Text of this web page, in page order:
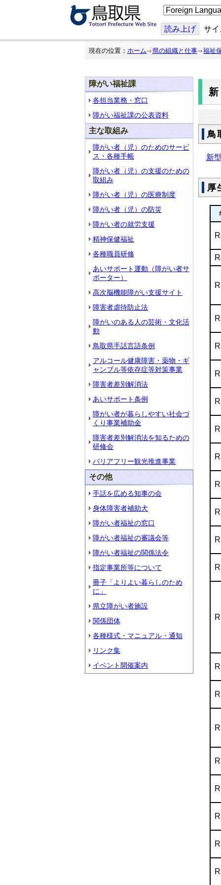
こ
の
ジ
を
翻
読み上げ サイ
現在の位置： ホーム 県の組織と仕事 福祉
障がい福祉課
各担当業務・窓口
障がい福祉課の公表資料
主な取組み
障がい者（児）のためのサービ
ス・各種手帳
障がい者（児）の支援のための
取組み
障がい者（児）の医療制度
障がい者（児）の防災
障がい者の就労支援
精神保健福祉
各種職員研修
あいサポート運動（障がい者サ
ポーター）
高次脳機能障がい支援サイト
障害者虐待防止法
障がいのある人の芸術・文化活
動
鳥取県手話言語条例
アルコール健康障害・薬物・ギ
ャンブル等依存症等対策事業
障害者差別解消法
あいサポート条例
障がい者が暮らしやすい社会づ
くり事業補助金
障害者差別解消法を知るための
研修会
バリアフリー観光推進事業
その他
手話を広める知事の会
身体障害者補助犬
障がい者福祉の窓口
障がい者福祉の審議会等
障がい者福祉の関係法令
指定事業所等について
冊子「よりよい暮らしのため
に」
県立障がい者施設
関係団体
各種様式・マニュアル・通知
リンク集
イベント開催案内
鳥
新
厚